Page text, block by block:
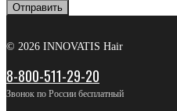
Отправить
© 2026 INNOVATIS Hair
8-800-511-29-20
Звонок по России бесплатный